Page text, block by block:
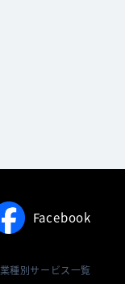
Facebook
業種別サービス一覧